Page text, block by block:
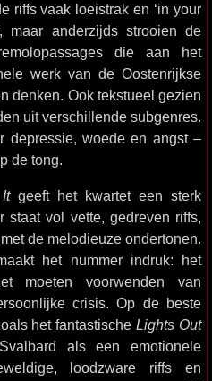
riffs vaak loeistrak en ‘in your
maar anderzijds strooien de
die aan het
werk van de Oostenrijkse
denken. Ook tekstueel gezien
uit verschillende subgenres.
depressie, woede en angst –
de tong.
geeft het kwartet een sterk
staat vol vette, gedreven riffs,
de melodieuze ondertonen.
het nummer indruk: het
moeten voorwenden van
crisis. Op de beste
het fantastischeLights Out
als een emotionele
loodzware riffs en